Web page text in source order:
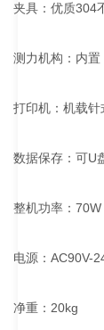
夹具：优质304
测力机构：内置
打印机：机载针
数据保存：可U
整机功率：70W
电源：AC90V-
净重：20kg